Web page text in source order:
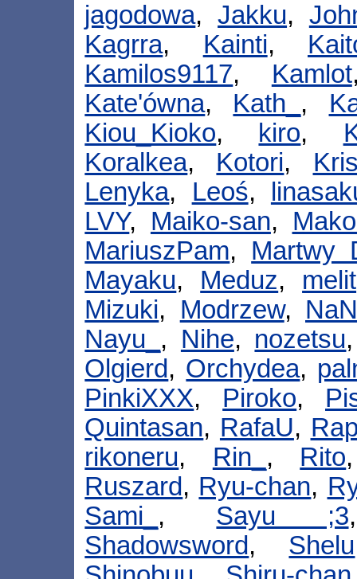
jagodowa,Jakku,
Kagrra, Kainti,
Kamilos9117, Kamlot
Kate'ówna, Kath_ ,
Kiou_Kioko, kiro,
Koralkea, Kotori,
Lenyka, Leoś,
LVY, Maiko-san,
MariuszPam, Martwy
Mayaku, Meduz, melit
Mizuki, Modrzew,
Nayu_ , Nihe, nozetsu
Olgierd, Orchydea,
PinkiXXX, Piroko,
Quintasan, RafaU,
rikoneru, Rin_ , Rito
Ruszard, Ryu-chan,
Sami_ , Sayu ;3
Shadowsword, Shelu